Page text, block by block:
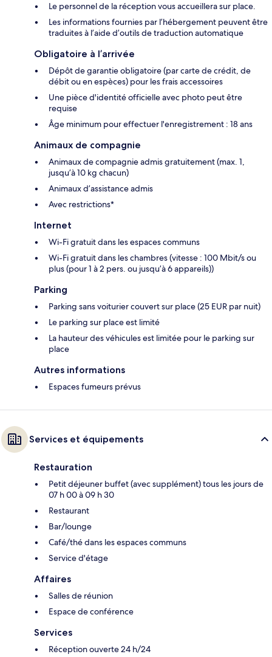
Le personnel de la réception vous accueillera sur place.
Les informations fournies par l’hébergement peuvent être
traduites à l’aide d’outils de traduction automatique
Obligatoire à l’arrivée
Dépôt de garantie obligatoire (par carte de crédit, de
débit ou en espèces) pour les frais accessoires
Une pièce d'identité officielle avec photo peut être
requise
Âge minimum pour effectuer l'enregistrement : 18 ans
Animaux de compagnie
Animaux de compagnie admis gratuitement (max. 1,
jusqu’à 10 kg chacun)
Animaux d’assistance admis
Avec restrictions*
Internet
Wi-Fi gratuit dans les espaces communs
Wi-Fi gratuit dans les chambres (vitesse : 100 Mbit/s ou
plus (pour 1 à 2 pers. ou jusqu’à 6 appareils))
Parking
Parking sans voiturier couvert sur place (25 EUR par nuit)
Le parking sur place est limité
La hauteur des véhicules est limitée pour le parking sur
place
Autres informations
Espaces fumeurs prévus
Services et équipements
Restauration
Petit déjeuner buffet (avec supplément) tous les jours de
07 h 00 à 09 h 30
Restaurant
Bar/lounge
Café/thé dans les espaces communs
Service d'étage
Affaires
Salles de réunion
Espace de conférence
Services
Réception ouverte 24 h/24